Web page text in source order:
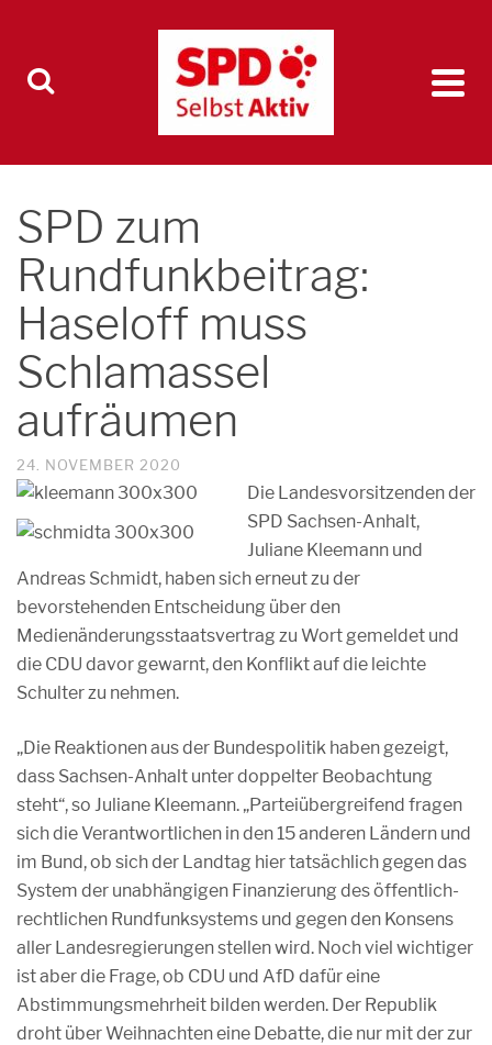
SPD zum
Rundfunkbeitrag:
Haseloff muss
Schlamassel
aufräumen
24. NOVEMBER 2020
Die Landesvorsitzenden der
SPD Sachsen-Anhalt,
Juliane Kleemann und
Andreas Schmidt, haben sich erneut zu der
bevorstehenden Entscheidung über den
Medienänderungsstaatsvertrag zu Wort gemeldet und
die CDU davor gewarnt, den Konflikt auf die leichte
Schulter zu nehmen.
„Die Reaktionen aus der Bundespolitik haben gezeigt,
dass Sachsen-Anhalt unter doppelter Beobachtung
steht“, so Juliane Kleemann. „Parteiübergreifend fragen
sich die Verantwortlichen in den 15 anderen Ländern und
im Bund, ob sich der Landtag hier tatsächlich gegen das
System der unabhängigen Finanzierung des öffentlich-
rechtlichen Rundfunksystems und gegen den Konsens
aller Landesregierungen stellen wird. Noch viel wichtiger
ist aber die Frage, ob CDU und AfD dafür eine
Abstimmungsmehrheit bilden werden. Der Republik
droht über Weihnachten eine Debatte, die nur mit der zur